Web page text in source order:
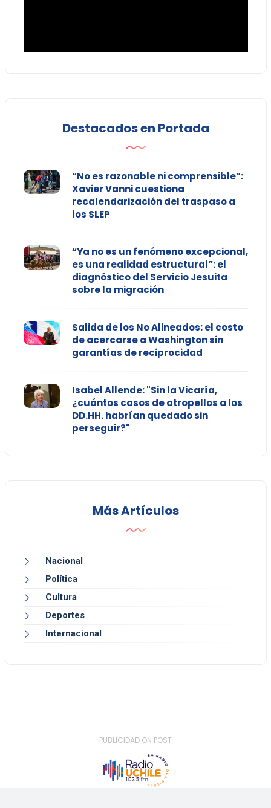
Destacados en Portada
“No es razonable ni comprensible”:
Xavier Vanni cuestiona
recalendarización del traspaso a
los SLEP
“Ya no es un fenómeno excepcional,
es una realidad estructural”: el
diagnóstico del Servicio Jesuita
sobre la migración
Salida de los No Alineados: el costo
de acercarse a Washington sin
garantías de reciprocidad
Isabel Allende: "Sin la Vicaría,
¿cuántos casos de atropellos a los
DD.HH. habrían quedado sin
perseguir?"
Más Artículos
Nacional
Política
Cultura
Deportes
Internacional
- PUBLICIDAD ON POST -